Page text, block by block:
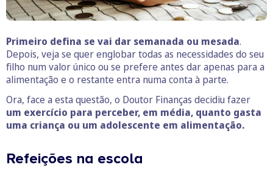
Primeiro defina se vai dar semanada ou mesada.
Depois, veja se quer englobar todas as necessidades do seu
filho num valor único ou se prefere antes dar apenas para a
alimentação e o restante entra numa conta à parte.
Ora, face a esta questão, o Doutor Finanças decidiu fazer
um exercício para perceber, em média, quanto gasta
uma criança ou um adolescente em alimentação.
Refeições na escola